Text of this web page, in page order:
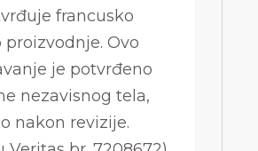
francusko
proizvodnje. Ovo
je potvrđeno
nezavisnog tela,
nakon revizije.